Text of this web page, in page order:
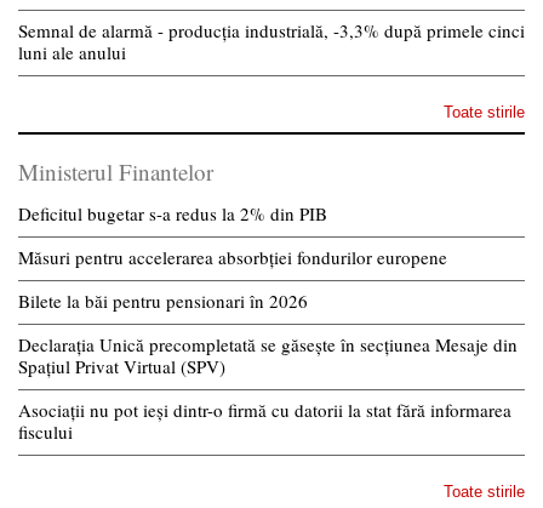
Semnal de alarmă - producția industrială, -3,3% după primele cinci
luni ale anului
Toate stirile
Ministerul Finantelor
Deficitul bugetar s-a redus la 2% din PIB
Măsuri pentru accelerarea absorbției fondurilor europene
Bilete la băi pentru pensionari în 2026
Declarația Unică precompletată se găsește în secțiunea Mesaje din
Spațiul Privat Virtual (SPV)
Asociații nu pot ieși dintr-o firmă cu datorii la stat fără informarea
fiscului
Toate stirile